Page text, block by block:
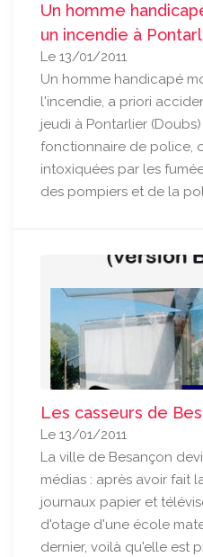
Un homme
un incendie à
Le 13/01/2011
Un homme handicapé
l'incendie, a priori
jeudi à Pontarlier
fonctionnaire de police,
intoxiquées par les
des pompiers et de la
Les casseurs de
Le 13/01/2011
La ville de Besançon
médias : après avoir fait
journaux papier et
d'otage d'une école
dernier, voilà qu'elle est